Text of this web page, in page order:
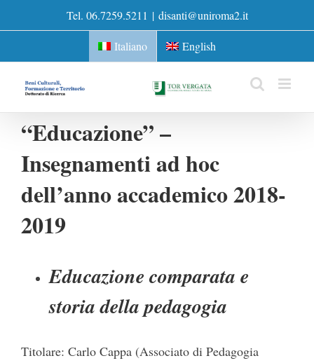
to
Tel. 06.7259.5211 | disanti@uniroma2.it
Italiano English
“Educazione” –
Insegnamenti ad hoc
dell’anno accademico 2018-
2019
Educazione comparata e
storia della pedagogia
Titolare: Carlo Cappa (Associato di Pedagogia